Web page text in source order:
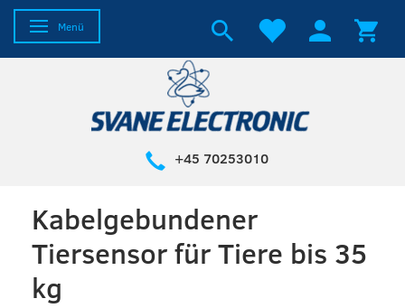
Anzeige ändern
Menü
+45 70253010
Kabelgebundener
Tiersensor für Tiere bis 35
kg